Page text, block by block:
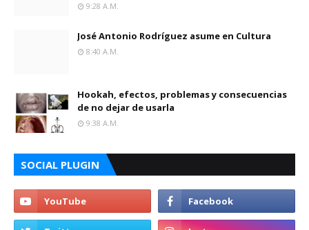
9:28 A.m.
José Antonio Rodríguez asume en Cultura
8:40 A.m.
Hookah, efectos, problemas y consecuencias
de no dejar de usarla
9:38 A.m.
SOCIAL PLUGIN